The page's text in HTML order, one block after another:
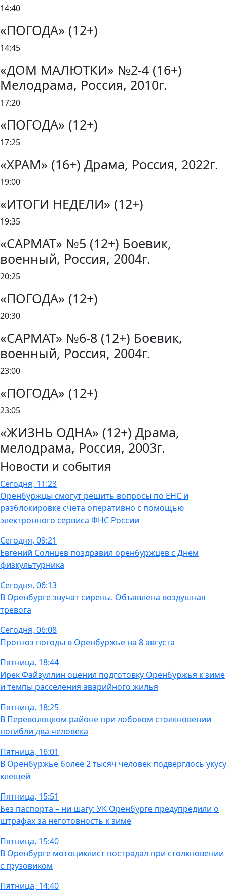
14:40
«ПОГОДА» (12+)
14:45
«ДОМ МАЛЮТКИ» №2-4 (16+)
Мелодрама, Россия, 2010г.
17:20
«ПОГОДА» (12+)
17:25
«ХРАМ» (16+) Драма, Россия, 2022г.
19:00
«ИТОГИ НЕДЕЛИ» (12+)
19:35
«САРМАТ» №5 (12+) Боевик,
военный, Россия, 2004г.
20:25
«ПОГОДА» (12+)
20:30
«САРМАТ» №6-8 (12+) Боевик,
военный, Россия, 2004г.
23:00
«ПОГОДА» (12+)
23:05
«ЖИЗНЬ ОДНА» (12+) Драма,
мелодрама, Россия, 2003г.
Новости и события
Сегодня, 11:23
Оренбуржцы смогут решить вопросы по ЕНС и
разблокировке счета оперативно с помощью
электронного сервиса ФНС России
Сегодня, 09:21
Евгений Солнцев поздравил оренбуржцев с Днём
физкультурника
Сегодня, 06:13
В Оренбурге звучат сирены. Объявлена воздушная
тревога
Сегодня, 06:08
Прогноз погоды в Оренбуржье на 8 августа
Пятница, 18:44
Ирек Файзуллин оценил подготовку Оренбуржья к зиме
и темпы расселения аварийного жилья
Пятница, 18:25
В Переволоцком районе при лобовом столкновении
погибли два человека
Пятница, 16:01
В Оренбуржье более 2 тысяч человек подверглось укусу
клещей
Пятница, 15:51
Без паспорта – ни шагу: УК Оренбурге предупредили о
штрафах за неготовность к зиме
Пятница, 15:40
В Оренбурге мотоциклист пострадал при столкновении
с грузовиком
Пятница, 14:40